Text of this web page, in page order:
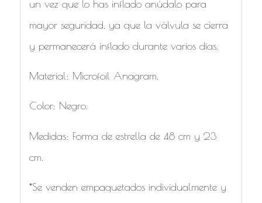
un vez que lo has inflado anúdalo para
mayor seguridad, ya que la válvula se cierra
y permanecerá inflado durante varios días.
Material: Microfoil Anagram.
Color: Negro.
Medidas: Forma de estrella de 48 cm y 23
cm.
*Se venden empaquetados individualmente y